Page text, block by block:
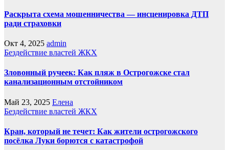
Раскрыта схема мошенничества — инсценировка ДТП
ради страховки
Окт 4, 2025 admin
Бездействие властей ЖКХ
Зловонный ручеек: Как пляж в Острогожске стал
канализационным отстойником
Май 23, 2025 Елена
Бездействие властей ЖКХ
Кран, который не течет: Как жители острогожского
посёлка Луки борются с катастрофой